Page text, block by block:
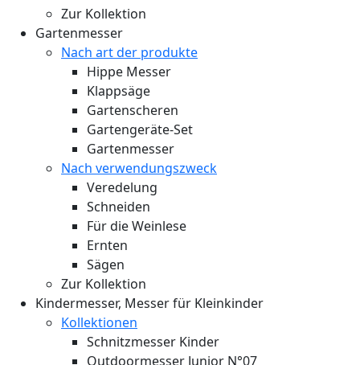
Zur Kollektion
Gartenmesser
Nach art der produkte
Hippe Messer
Klappsäge
Gartenscheren
Gartengeräte-Set
Gartenmesser
Nach verwendungszweck
Veredelung
Schneiden
Für die Weinlese
Ernten
Sägen
Zur Kollektion
Kindermesser, Messer für Kleinkinder
Kollektionen
Schnitzmesser Kinder
Outdoormesser Junior N°07